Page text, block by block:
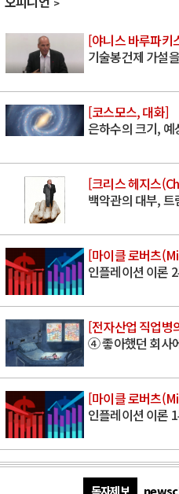
[야니스 바루파키
기술봉건제 가설
[코스모스, 대화]
은하수의 크기,
[크리스 헤지스
백악관의 대부,
[마이클 로버츠
인플레이션 이론
[전자산업 직업병
④ 좋아했던 회사
[마이클 로버츠
인플레이션 이론
독자제보